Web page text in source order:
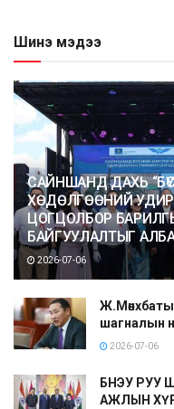
Шинэ мэдээ
САЙНШАНД ДАХЬ
ХӨДӨЛГӨӨНИЙ
ЦОГЦОЛБОР
БАЙГУУЛАЛТЫГ
2026-07-06
шагналын
2026-07-06
БНЭУ РУУ
АЖЛЫН